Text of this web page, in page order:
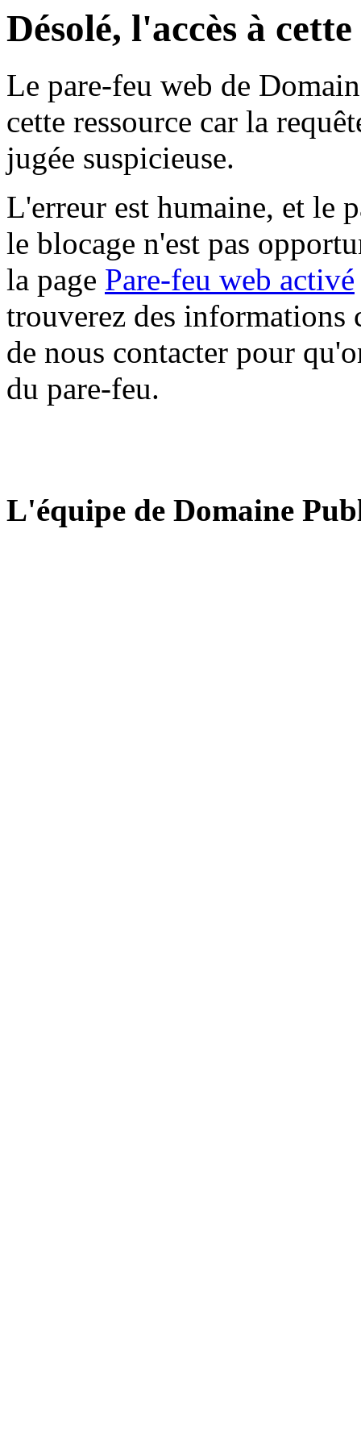
Désolé, l'accès à
Le pare-feu web de
cette ressource car la
jugée suspicieuse.
L'erreur est humaine, et le
le blocage n'est pas
la page Pare-feu web activé
trouverez des informations
de nous contacter pour
du pare-feu.
L'équipe de Domaine